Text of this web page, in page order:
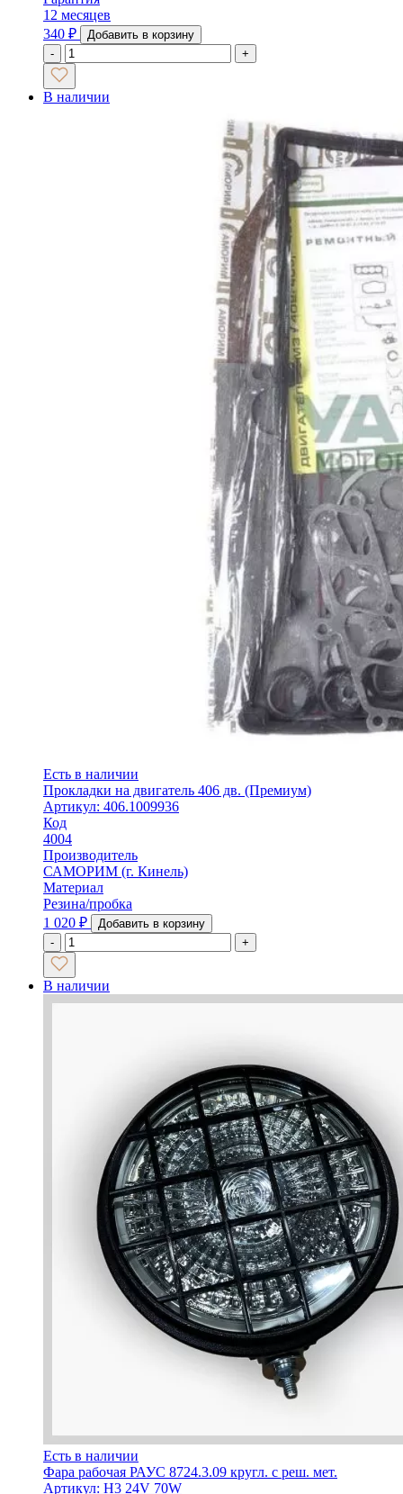
12 месяцев
340 ₽
Добавить в корзину
-
+
В наличии
Есть в наличии
Прокладки на двигатель 406 дв. (Премиум)
Артикул: 406.1009936
Код
4004
Производитель
САМОРИМ (г. Кинель)
Материал
Резина/пробка
1 020 ₽
Добавить в корзину
-
+
В наличии
Есть в наличии
Фара рабочая РАУС 8724.3.09 кругл. с реш. мет.
Артикул: Н3 24V 70W